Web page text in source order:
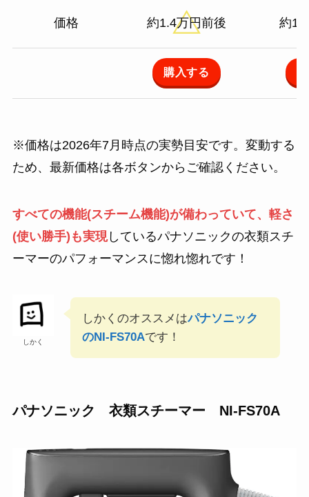
価格 約1.4万円前後 約
購入する
※価格は2026年7月時点の実勢目安です。変動する
ため、最新価格は各ボタンからご確認ください。
すべての機能(スチーム機能)が備わっていて、軽さ
(使い勝手)も実現しているパナソニックの衣類スチ
ーマーのパフォーマンスに惚れ惚れです！
しかく
しかくのオススメはパナソニック
のNI-FS70Aです！
パナソニック 衣類スチーマー NI-FS70A